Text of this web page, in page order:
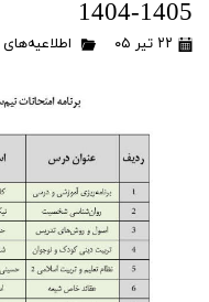
1405-1404
۲۲ تیر ۰۵